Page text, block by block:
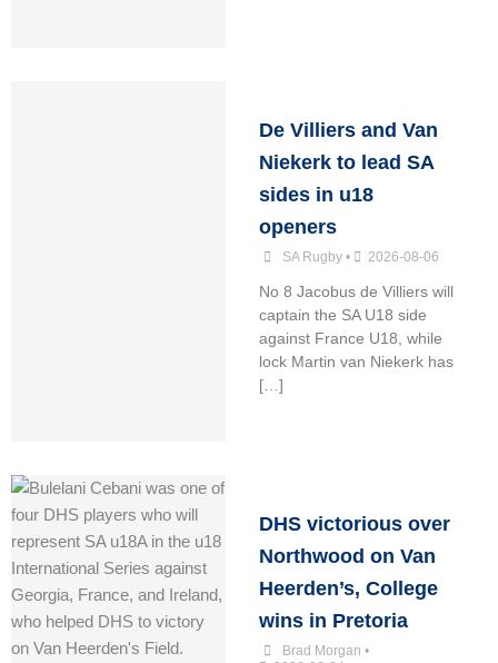
De Villiers and Van
Niekerk to lead SA
sides in u18
openers
SA Rugby • 2026-08-06
No 8 Jacobus de Villiers will
captain the SA U18 side
against France U18, while
lock Martin van Niekerk has
[…]
DHS victorious over
Northwood on Van
Heerden’s, College
wins in Pretoria
Brad Morgan •